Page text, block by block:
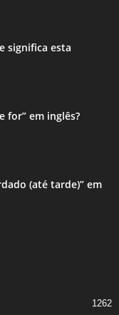
significa esta
for” em inglês?
(até tarde)” em
1262